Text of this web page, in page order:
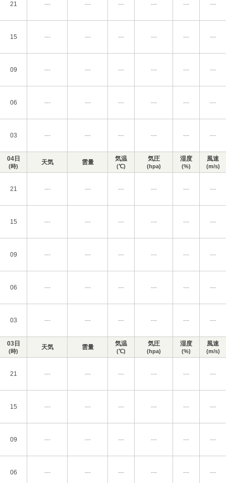
21 --- --- --- --- --- ---
15 --- --- --- --- --- ---
09 --- --- --- --- --- ---
06 --- --- --- --- --- ---
03 --- --- --- --- --- ---
04日
(時)
天気 雲量 気温
(℃)
気圧
(hpa)
湿度
(%)
風速
(m/s)
21 --- --- --- --- --- ---
15 --- --- --- --- --- ---
09 --- --- --- --- --- ---
06 --- --- --- --- --- ---
03 --- --- --- --- --- ---
03日
(時)
天気 雲量 気温
(℃)
気圧
(hpa)
湿度
(%)
風速
(m/s)
21 --- --- --- --- --- ---
15 --- --- --- --- --- ---
09 --- --- --- --- --- ---
06 --- --- --- --- --- ---